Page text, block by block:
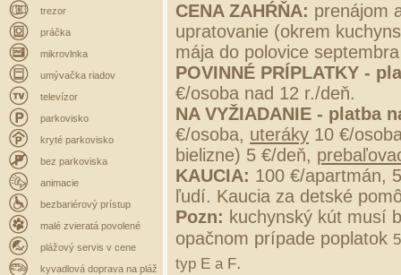
trezor
práčka
mikrovlnka
umývačka riadov
televízor
parkovisko
kryté parkovisko
bez parkoviska
animacie
bezbariérový prístup
malé zvieratá povolené
plážový servis v cene
kyvadlová doprava na pláž
CENA ZAHŔŇA: prenájom
upratovanie (okrem
mája do polovice
POVINNÉ PRÍPLATKY -
€/osoba nad 12 r./deň.
NA VYŽIADANIE - platba
€/osoba, uteráky 10 €/
bielizne) 5 €/deň,
KAUCIA: 100 €/apartmán,
ľudí. Kaucia za detské
Pozn: kuchynský kút musí
opačnom prípade poplatok
typ E a F.